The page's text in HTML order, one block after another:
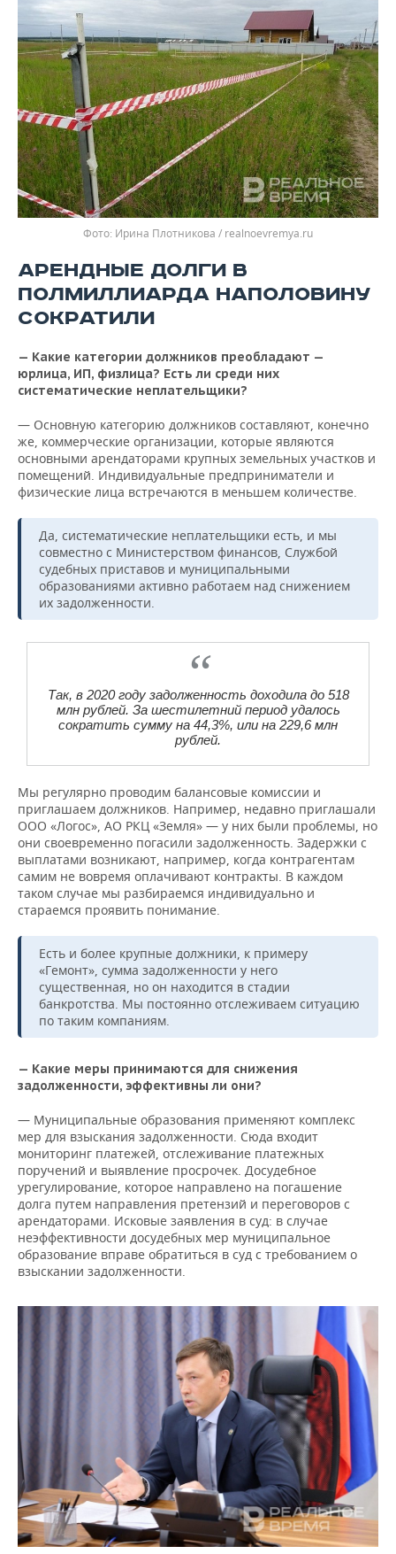
Ирина Плотникова / realnoevremya.ru
АРЕНДНЫЕ ДОЛГИ В
ПОЛМИЛЛИАРДА НАПОЛОВИНУ
СОКРАТИЛИ
— Какие категории должников преобладают —
юрлица, ИП, физлица? Есть ли среди них
систематические неплательщики?
— Основную категорию должников составляют, конечно
же, коммерческие организации, которые являются
основными арендаторами крупных земельных участков и
помещений. Индивидуальные предприниматели и
физические лица встречаются в меньшем количестве.
Да, систематические неплательщики есть, и мы
совместно с Министерством финансов, Службой
судебных приставов и муниципальными
образованиями активно работаем над снижением
их задолженности.
Так, в 2020 году задолженность доходила до 518
млн рублей. За шестилетний период удалось
сократить сумму на 44,3%, или на 229,6 млн
рублей.
Мы регулярно проводим балансовые комиссии и
приглашаем должников. Например, недавно приглашали
ООО «Логос», АО РКЦ «Земля» — у них были проблемы, но
они своевременно погасили задолженность. Задержки с
выплатами возникают, например, когда контрагентам
самим не вовремя оплачивают контракты. В каждом
таком случае мы разбираемся индивидуально и
стараемся проявить понимание.
Есть и более крупные должники, к примеру
«Гемонт», сумма задолженности у него
существенная, но он находится в стадии
банкротства. Мы постоянно отслеживаем ситуацию
по таким компаниям.
— Какие меры принимаются для снижения
задолженности, эффективны ли они?
— Муниципальные образования применяют комплекс
мер для взыскания задолженности. Сюда входит
мониторинг платежей, отслеживание платежных
поручений и выявление просрочек. Досудебное
урегулирование, которое направлено на погашение
долга путем направления претензий и переговоров с
арендаторами. Исковые заявления в суд: в случае
неэффективности досудебных мер муниципальное
образование вправе обратиться в суд с требованием о
взыскании задолженности.